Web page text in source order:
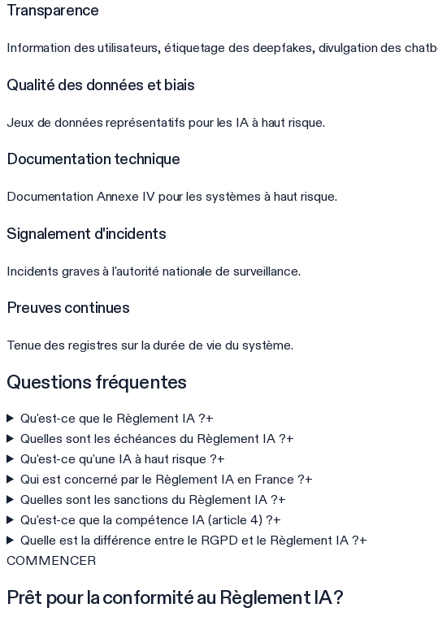
Transparence
Information des utilisateurs, étiquetage des deepfakes, divulgation des
Qualité des données et biais
Jeux de données représentatifs pour les IA à haut risque.
Documentation technique
Documentation Annexe IV pour les systèmes à haut risque.
Signalement d'incidents
Incidents graves à l'autorité nationale de surveillance.
Preuves continues
Tenue des registres sur la durée de vie du système.
Questions fréquentes
Qu'est-ce que le Règlement IA ?+
Quelles sont les échéances du Règlement IA ?+
Qu'est-ce qu'une IA à haut risque ?+
Qui est concerné par le Règlement IA en France ?+
Quelles sont les sanctions du Règlement IA ?+
Qu'est-ce que la compétence IA (article 4) ?+
Quelle est la différence entre le RGPD et le Règlement IA ?+
COMMENCER
Prêt pour la conformité au Règlement IA ?